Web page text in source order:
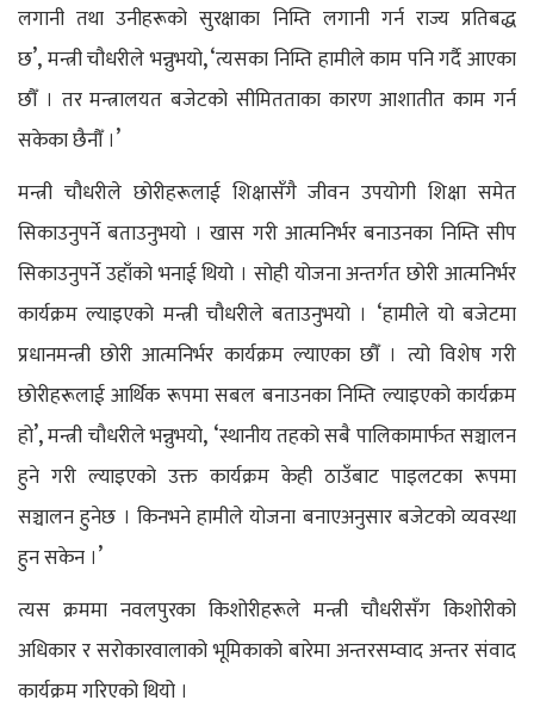
लगानी तथा उनीहरूको सुरक्षाका निम्ति लगानी गर्न राज्य प्रतिबद्ध
छ’,मन्त्री चौधरीलेभन्नुभयो, ‘त्यसका निम्तिहामीले काम पनि गर्दै आएका
छौँ । तर मन्त्रालयत बजेटको सीमितताका कारण आशातीत काम गर्न
सकेका छैनौँ ।’
मन्त्री चौधरीले छोरीहरूलाई शिक्षासँगै जीवन उपयोगी शिक्षा समेत
सिकाउनुपर्ने बताउनुभयो । खास गरी आत्मनिर्भर बनाउनका निम्ति सीप
सिकाउनुपर्ने उहाँको भनाई थियो । सोही योजना अन्तर्गत छोरी आत्मनिर्भर
कार्यक्रम ल्याइएको मन्त्री चौधरीले बताउनुभयो । ‘हामीले यो बजेटमा
प्रधानमन्त्री छोरी आत्मनिर्भर कार्यक्रम ल्याएका छौँ । त्यो विशेष गरी
छोरीहरूलाई आर्थिक रूपमा सबल बनाउनका निम्ति ल्याइएको कार्यक्रम
हो’,मन्त्री चौधरीले भन्नुभयो, ‘स्थानीय तहको सबै पालिकामार्फत सञ्चालन
हुने गरी ल्याइएको उक्त कार्यक्रम केही ठाउँबाट पाइलटका रूपमा
सञ्चालन हुनेछ । किनभने हामीले योजना बनाएअनुसार बजेटको व्यवस्था
हुन सकेन ।’
त्यस क्रममा नवलपुरका किशोरीहरूले मन्त्री चौधरीसँग किशोरीको
अधिकारर सरोकारवालाको भूमिकाको बारेमा अन्तरसम्वाद अन्तरसंवाद
कार्यक्रम गरिएको थियो ।